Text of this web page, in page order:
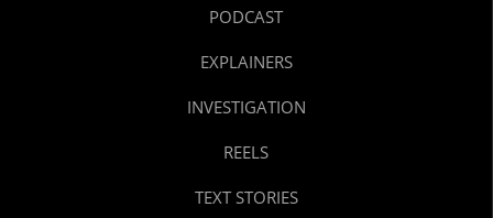
PODCAST
EXPLAINERS
INVESTIGATION
REELS
TEXT STORIES